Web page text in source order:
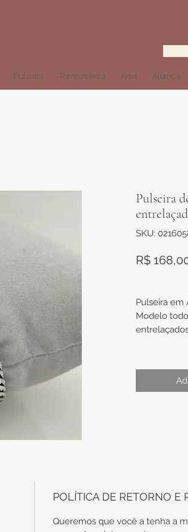
Pulseira Tornozeleira Anel Aliança
Pulseira
SKU:
R$
Pulseira em
Modelo
Largura x
POLÍTICA DE RETORNO E
Queremos que você a tenha a